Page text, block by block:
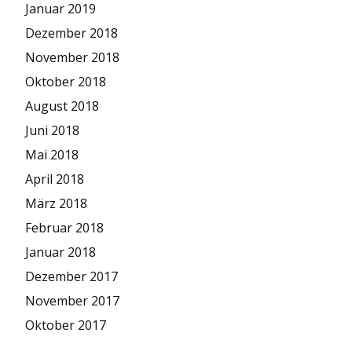
Januar 2019
Dezember 2018
November 2018
Oktober 2018
August 2018
Juni 2018
Mai 2018
April 2018
März 2018
Februar 2018
Januar 2018
Dezember 2017
November 2017
Oktober 2017